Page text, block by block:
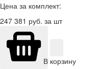
Цена за комплект:
247 381 руб. за шт
В корзину